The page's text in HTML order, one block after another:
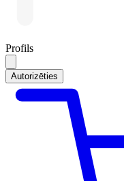
Profils
Autorizēties